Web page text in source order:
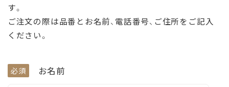
す。
ご注文の際は品番とお名前、電話番号、ご住所をご記入
ください。
必須 お名前